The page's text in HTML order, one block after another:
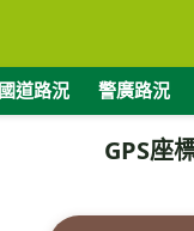
國道路況 警廣路況
GPS座